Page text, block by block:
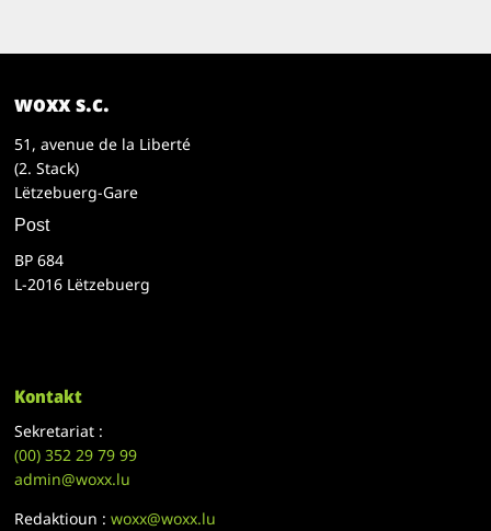
woxx s.c.
51, avenue de la Liberté
(2. Stack)
Lëtzebuerg-Gare
Post
BP 684
L-2016 Lëtzebuerg
Kontakt
Sekretariat :
(00)352 29 79 99
admin@woxx.lu
Redaktioun :woxx@woxx.lu